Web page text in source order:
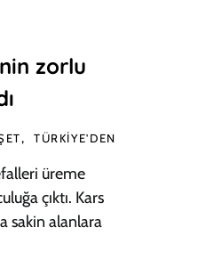
zorlu
TÜRKIYE'DEN
üreme
çıktı. Kars
sakin alanlara